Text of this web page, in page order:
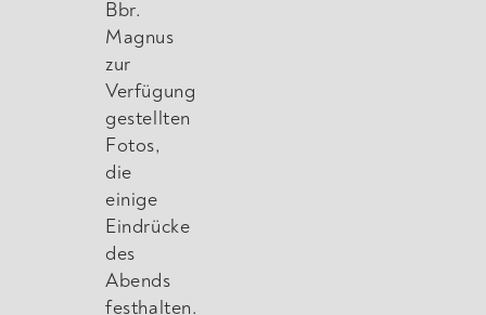
Bbr.
Magnus
zur
Verfügung
gestellten
Fotos,
die
einige
Eindrücke
des
Abends
festhalten.